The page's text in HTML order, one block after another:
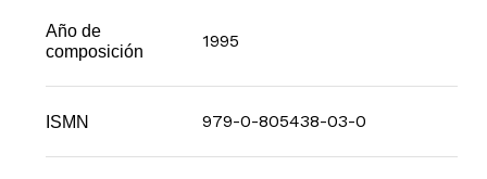
Año de
composición
1995
ISMN 979-0-805438-03-0